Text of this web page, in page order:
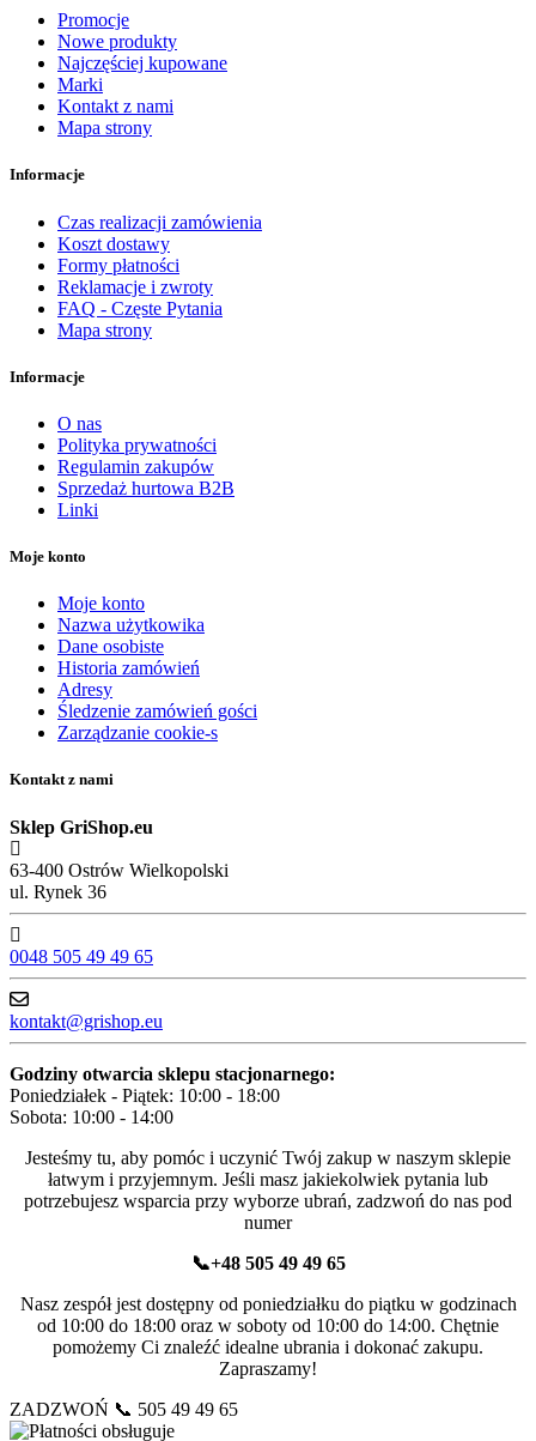
Promocje
Nowe produkty
Najczęściej kupowane
Marki
Kontakt z nami
Mapa strony
Informacje
Czas realizacji zamówienia
Koszt dostawy
Formy płatności
Reklamacje i zwroty
FAQ - Częste Pytania
Mapa strony
Informacje
O nas
Polityka prywatności
Regulamin zakupów
Sprzedaż hurtowa B2B
Linki
Moje konto
Moje konto
Nazwa użytkowika
Dane osobiste
Historia zamówień
Adresy
Śledzenie zamówień gości
Zarządzanie cookie-s
Kontakt z nami
Sklep GriShop.eu
63-400 Ostrów Wielkopolski
ul. Rynek 36
0048 505 49 49 65
kontakt@grishop.eu
Godziny otwarcia sklepu stacjonarnego:
Poniedziałek - Piątek: 10:00 - 18:00
Sobota: 10:00 - 14:00
Jesteśmy tu, aby pomóc i uczynić Twój zakup w naszym sklepie
łatwym i przyjemnym. Jeśli masz jakiekolwiek pytania lub
potrzebujesz wsparcia przy wyborze ubrań, zadzwoń do nas pod
numer
📞+48 505 49 49 65
Nasz zespół jest dostępny od poniedziałku do piątku w godzinach
od 10:00 do 18:00 oraz w soboty od 10:00 do 14:00. Chętnie
pomożemy Ci znaleźć idealne ubrania i dokonać zakupu.
Zapraszamy!
ZADZWOŃ 📞 505 49 49 65